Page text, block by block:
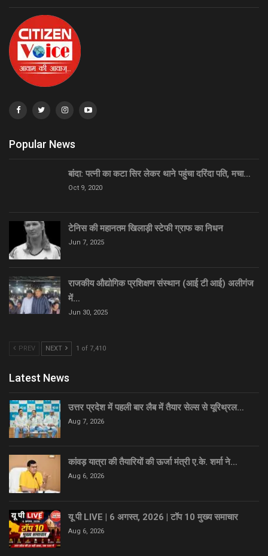
Popular News
बांदा: पत्नी का कटा सिर लेकर थाने पहुंचा दरिंदा पति, मचा…
Oct 9, 2020
टेनिस की महानतम खिलाड़ी स्टेफी ग्राफ का निधन
Jun 7, 2025
राजकीय औद्योगिक प्रशिक्षण संस्थान (आई टी आई) अलीगंज
में…
Jun 30, 2025
PREV NEXT 1 of 7,410
Latest News
उत्तर प्रदेश में पहली बार लैब में तैयार सेल्स से यूरिथ्रल…
Aug 7, 2026
कांवड़ यात्रा की तैयारियों की ऊर्जा मंत्री ए.के. शर्मा ने…
Aug 6, 2026
यू पी LIVE | 6 अगस्त, 2026 | टॉप 10 मुख्य समाचार
Aug 6, 2026